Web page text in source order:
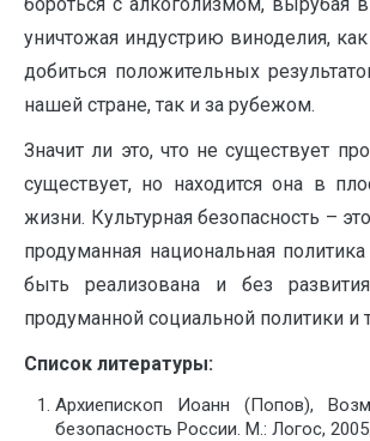
уничтожая индустрию виноделия,
добиться положительных
нашей стране, так и за рубежом.
Значит ли это, что не существует
существует, но находится она в
жизни. Культурная безопасность –
продуманная национальная
быть реализована и без
продуманной социальной политики и
Список литературы:
Архиепископ Иоанн (Попов),
безопасность России. М.: Логос,